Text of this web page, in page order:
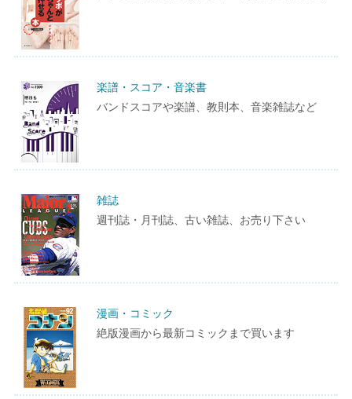
楽譜・スコア・音楽書
バンドスコアや楽譜、教則本、音楽雑誌など
雑誌
週刊誌・月刊誌、古い雑誌、お売り下さい
漫画・コミック
絶版漫画から最新コミックまで買います